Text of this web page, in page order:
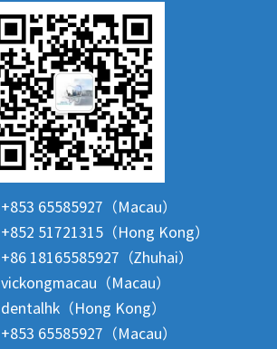
+853 65585927（Macau）
+852 51721315（Hong Kong）
+86 18165585927（Zhuhai）
vickongmacau（Macau）
dentalhk（Hong Kong）
+853 65585927（Macau）